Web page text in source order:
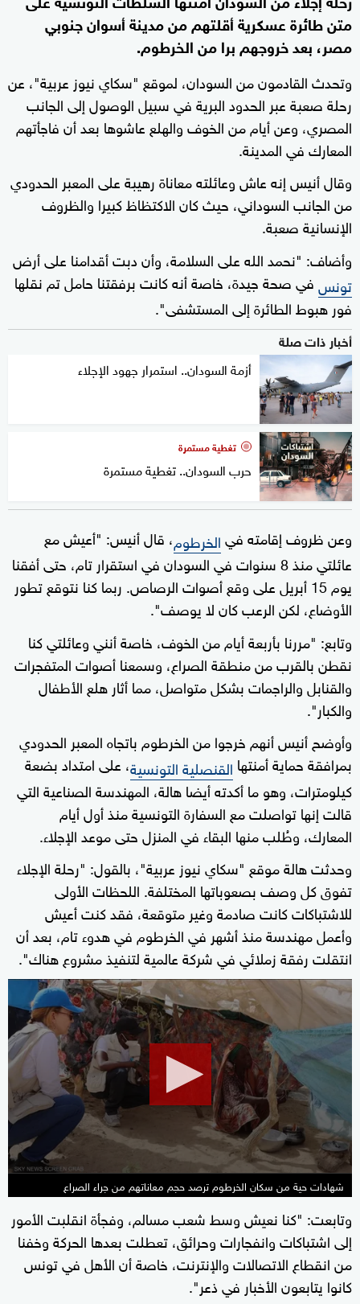
متن طائرة عسكرية أقلتهم من مدينة أسوان جنوبي
مصر، بعد خروجهم برا من الخرطوم.
وتحدث القادمون من السودان، لموقع "سكاي نيوز عربية"، عن
رحلة صعبة عبر الحدود البرية في سبيل الوصول إلى الجانب
المصري، وعن أيام من الخوف والهلع عاشوها بعد أن فاجأتهم
المعارك في المدينة.
وقال أنيس إنه عاش وعائلته معاناة رهيبة على المعبر الحدودي
من الجانب السوداني، حيث كان الاكتظاظ كبيرا والظروف
الإنسانية صعبة.
وأضاف: "نحمد الله على السلامة، وأن دبت أقدامنا على أرض
تونسفي صحة جيدة، خاصة أنه كانت برفقتنا حامل تم نقلها
فور هبوط الطائرة إلى المستشفى".
أخبار ذات صلة
أزمة السودان.. استمرار جهود الإجلاء
تغطية مستمرة
حرب السودان.. تغطية مستمرة
وعن ظروف إقامته فيالخرطوم، قال أنيس: "أعيش مع
عائلتي منذ 8 سنوات في السودان في استقرار تام، حتى أفقنا
يوم 15 أبريل على وقع أصوات الرصاص. ربما كنا نتوقع تطور
الأوضاع، لكن الرعب كان لا يوصف".
وتابع: "مررنا بأربعة أيام من الخوف، خاصة أنني وعائلتي كنا
نقطن بالقرب من منطقة الصراع، وسمعنا أصوات المتفجرات
والقنابل والراجمات بشكل متواصل، مما أثار هلع الأطفال
والكبار".
وأوضح أنيس أنهم خرجوا من الخرطوم باتجاه المعبر الحدودي
بمرافقة حماية أمنتها القنصلية التونسية، على امتداد بضعة
كيلومترات، وهو ما أكدته أيضا هالة، المهندسة الصناعية التي
قالت إنها تواصلت مع السفارة التونسية منذ أول أيام
المعارك، وطُلب منها البقاء في المنزل حتى موعد الإجلاء.
وحدثت هالة موقع "سكاي نيوز عربية"، بالقول: "رحلة الإجلاء
تفوق كل وصف بصعوباتها المختلفة. اللحظات الأولى
للاشتباكات كانت صادمة وغير متوقعة، فقد كنت أعيش
وأعمل مهندسة منذ أشهر في الخرطوم في هدوء تام، بعد أن
انتقلت رفقة زملائي في شركة عالمية لتنفيذ مشروع هناك".
seconds
of
0
seconds
شهادات حية من سكان الخرطوم ترصد حجم معاناتهم من جراء الصراع
وتابعت: "كنا نعيش وسط شعب مسالم، وفجأة انقلبت الأمور
إلى اشتباكات وانفجارات وحرائق، تعطلت بعدها الحركة وخفنا
من انقطاع الاتصالات والإنترنت، خاصة أن الأهل في تونس
كانوا يتابعون الأخبار في ذعر".